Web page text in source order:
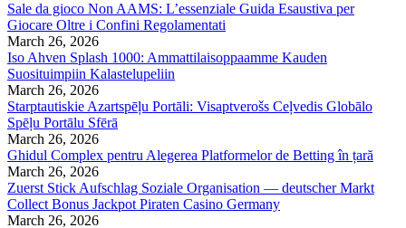
Sale da gioco Non AAMS: L’essenziale Guida Esaustiva per
Giocare Oltre i Confini Regolamentati
March 26, 2026
Iso Ahven Splash 1000: Ammattilaisoppaamme Kauden
Suosituimpiin Kalastelupeliin
March 26, 2026
Starptautiskie Azartspēļu Portāli: Visaptverošs Ceļvedis Globālo
Spēļu Portālu Sfērā
March 26, 2026
Ghidul Complex pentru Alegerea Platformelor de Betting în țară
March 26, 2026
Zuerst Stick Aufschlag Soziale Organisation — deutscher Markt
Collect Bonus Jackpot Piraten Casino Germany
March 26, 2026